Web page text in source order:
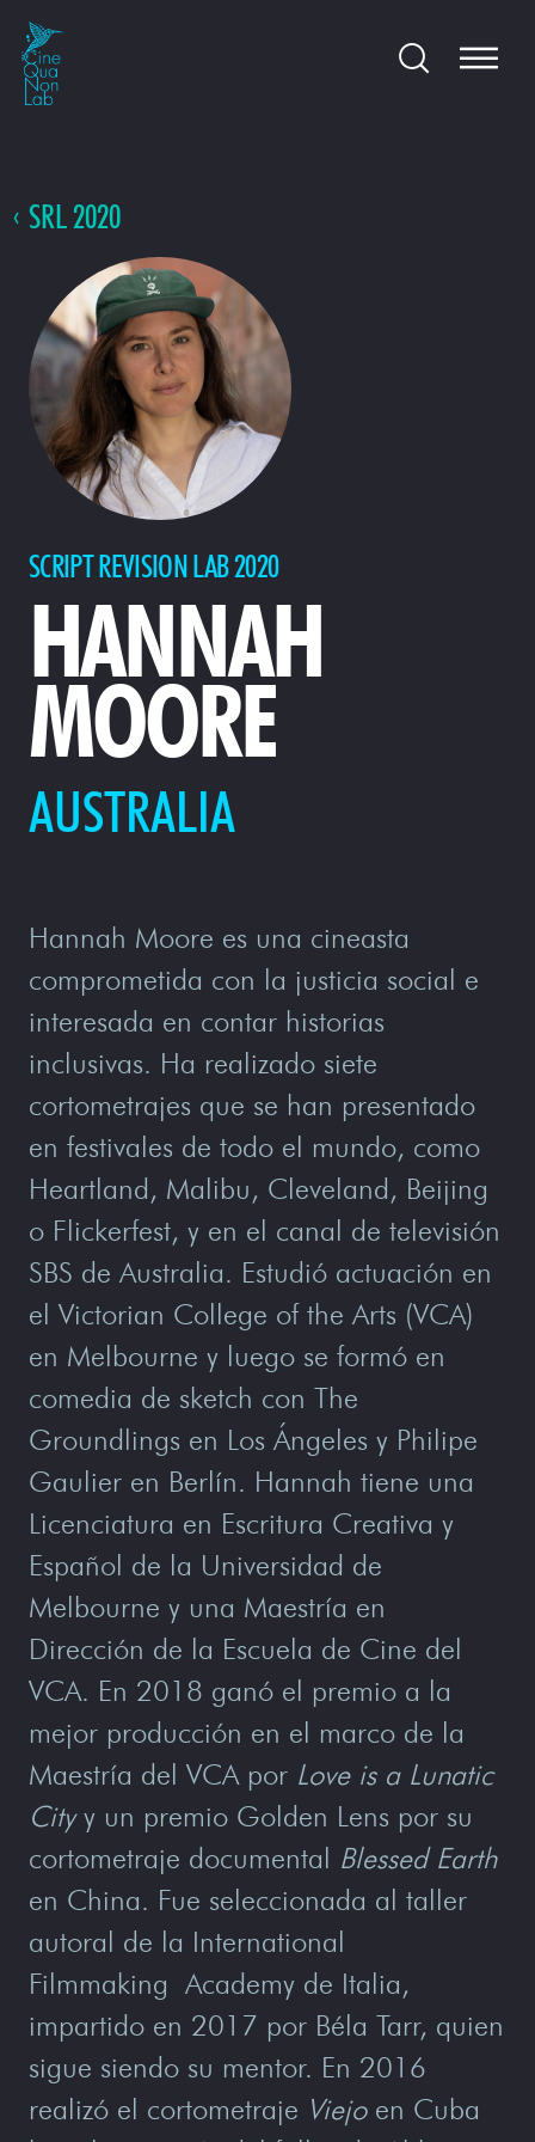
SRL 2020
SCRIPT REVISION LAB 2020
HANNAH
MOORE
AUSTRALIA
Hannah Moore es una cineasta
comprometida con la justicia social e
interesada en contar historias
inclusivas. Ha realizado siete
cortometrajes que se han presentado
en festivales de todo el mundo, como
Heartland, Malibu, Cleveland, Beijing
o Flickerfest, y en el canal de televisión
SBS de Australia. Estudió actuación en
el Victorian College of the Arts (VCA)
en Melbourne y luego se formó en
comedia de sketch con The
Groundlings en Los Ángeles y Philipe
Gaulier en Berlín. Hannah tiene una
Licenciatura en Escritura Creativa y
Español de la Universidad de
Melbourne y una Maestría en
Dirección de la Escuela de Cine del
VCA. En 2018 ganó el premio a la
mejor producción en el marco de la
Maestría del VCA por Love is a Lunatic
Cityy un premio Golden Lens por su
cortometraje documental Blessed Earth
en China. Fue seleccionada al taller
autoral de la International
Filmmaking Academy de Italia,
impartido en 2017 por Béla Tarr, quien
sigue siendo su mentor. En 2016
realizó el cortometraje Viejoen Cuba